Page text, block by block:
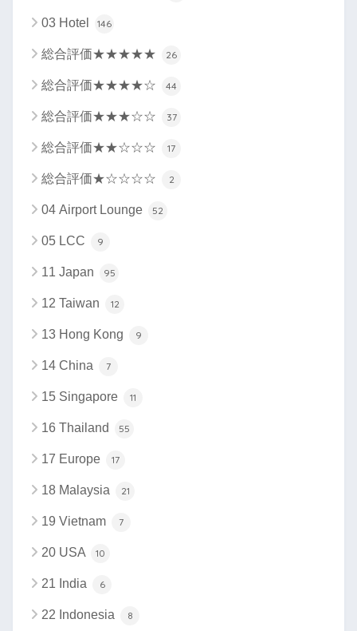
03 Hotel 146
総合評価★★★★★ 26
総合評価★★★★☆ 44
総合評価★★★☆☆ 37
総合評価★★☆☆☆ 17
総合評価★☆☆☆☆ 2
04 Airport Lounge 52
05 LCC 9
11 Japan 95
12 Taiwan 12
13 Hong Kong 9
14 China 7
15 Singapore 11
16 Thailand 55
17 Europe 17
18 Malaysia 21
19 Vietnam 7
20 USA 10
21 India 6
22 Indonesia 8